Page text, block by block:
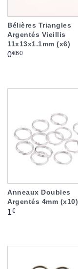
Bélières Triangles
Argentés Vieillis
11x13x1.1mm (x6)
Prix
0€60
Anneaux Doubles
Argentés 4mm (x10)
Prix
1€